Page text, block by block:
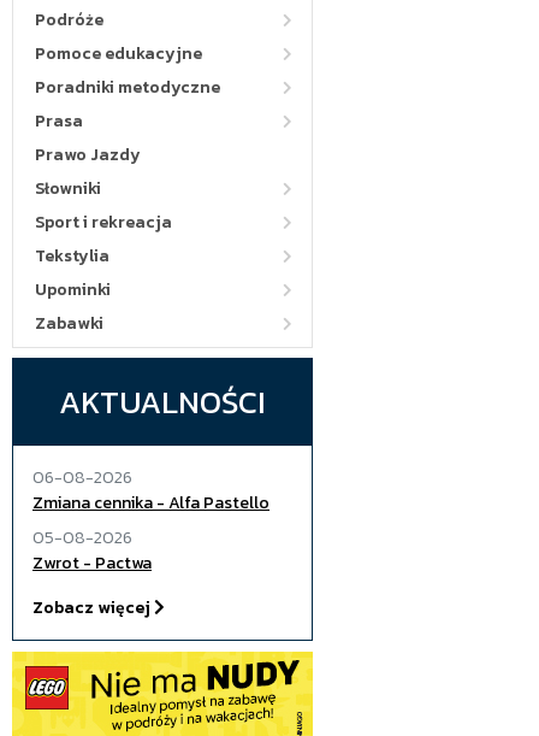
Podróże
Pomoce edukacyjne
Poradniki metodyczne
Prasa
Prawo Jazdy
Słowniki
Sport i rekreacja
Tekstylia
Upominki
Zabawki
AKTUALNOŚCI
06-08-2026
Zmiana cennika - Alfa Pastello
05-08-2026
Zwrot - Pactwa
Zobacz więcej